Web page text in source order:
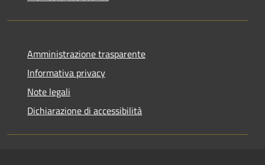
Amministrazione trasparente
Informativa privacy
Note legali
Dichiarazione di accessibilità